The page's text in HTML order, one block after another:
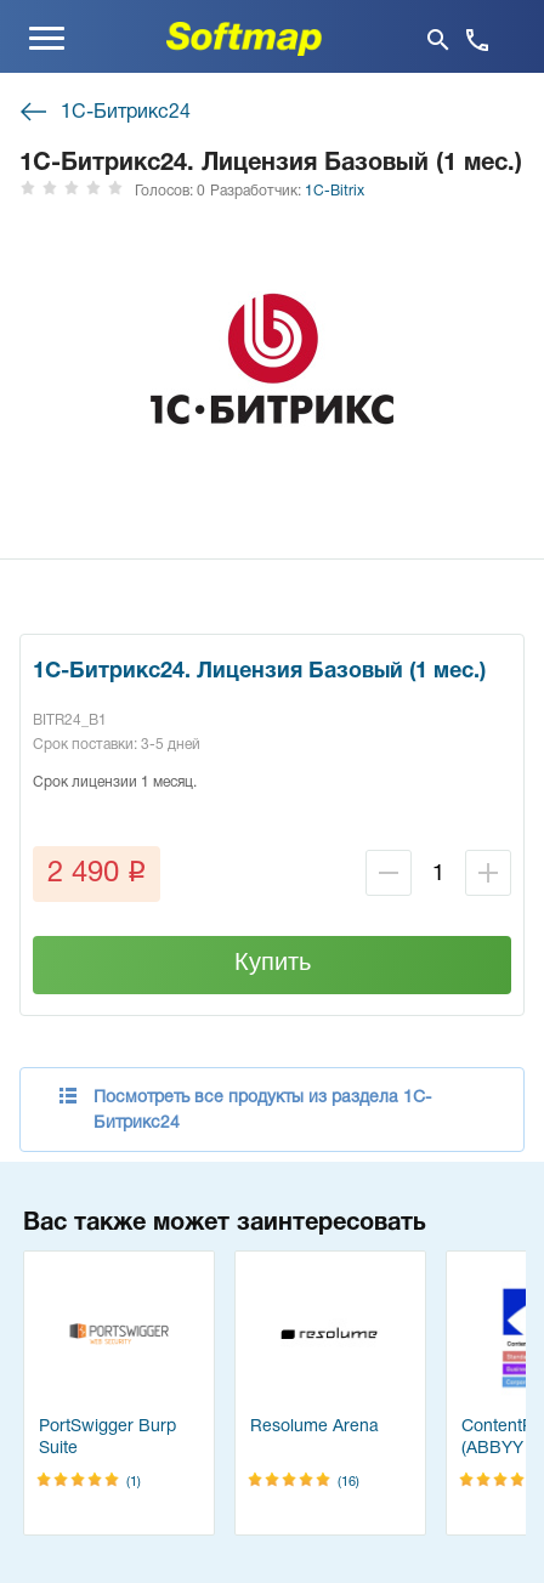
Меню
1С-Битрикс24
1С-Битрикс24. Лицензия Базовый (1 мес.)
Голосов: 0 Разработчик: 1C-Bitrix
1С-Битрикс24. Лицензия Базовый (1 мес.)
BITR24_B1
Срок поставки: 3-5 дней
Срок лицензии 1 месяц.
2 490 q
Купить
Посмотреть все продукты из раздела 1С-
Битрикс24
Вас также может заинтересовать
PortSwigger Burp
Suite
(1)
Resolume Arena
(16)
(ABBYY